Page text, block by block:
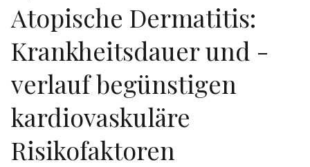
Atopische Dermatitis:
Krankheitsdauer und -
verlauf begünstigen
kardiovaskuläre
Risikofaktoren